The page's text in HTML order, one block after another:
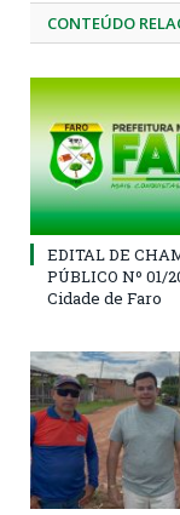
CONTEÚDO
EDITAL DE
PÚBLICO Nº 01/
Cidade de Faro